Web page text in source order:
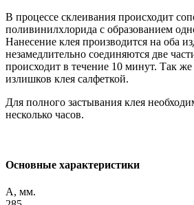
В процессе склеивания происходит
поливинилхлорида с образованием
Нанесение клея производится на оба
незамедлительно соединяются две
происходит в течение 10 минут. Так же
излишков клея салфеткой.
Для полного застывания клея
несколько часов.
Основные характеристики
A, мм.